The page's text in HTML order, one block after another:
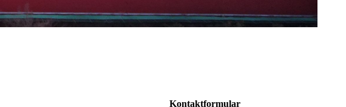
Kontaktformular